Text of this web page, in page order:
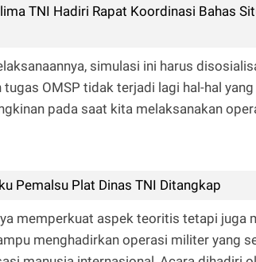
TNI Hadiri Rapat Koordinasi Bahas
simulasi ini harus
OMSP tidak terjadi lagi hal-hal
pada saat kita melaksanakan
Pemalsu Plat Dinas TNI Ditangkap
memperkuat aspek teoritis tetapi juga
menghadirkan operasi militer yang